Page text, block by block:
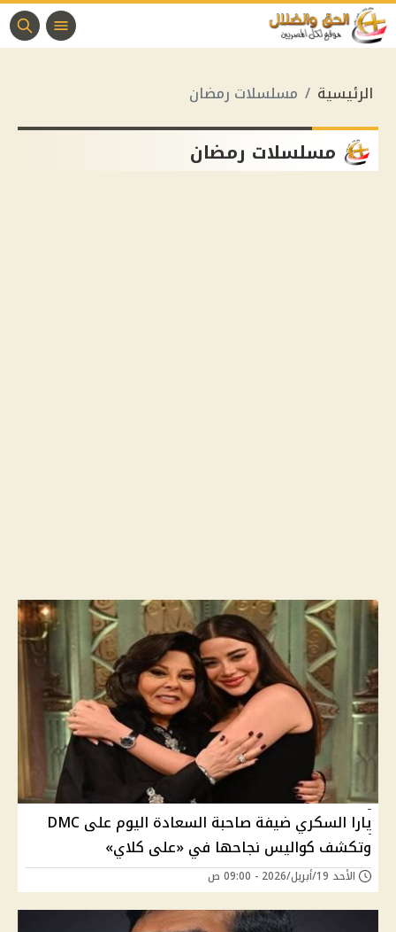
الرئيسية مسلسلات رمضان
مسلسلات رمضان
يارا السكري ضيفة صاحبة السعادة اليوم على DMC
وتكشف كواليس نجاحها في «على كلاي»
الأحد 19/أبريل/2026 - 09:00 ص